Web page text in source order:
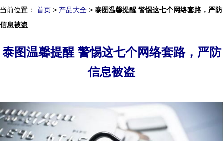
当前位置： 首页 > 产品大全 > 泰图温馨提醒 警惕这七个网络套路，严防
信息被盗
泰图温馨提醒 警惕这七个网络套路，严防
信息被盗